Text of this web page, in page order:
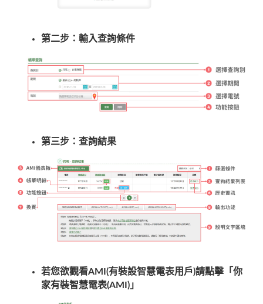
第二步：輸入查詢條件
第三步：查詢結果
若您欲觀看AMI(有裝設智慧電表用戶)請點擊「你
家有裝智慧電表(AMI)」